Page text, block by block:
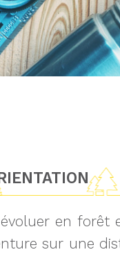
en forêt
sur une